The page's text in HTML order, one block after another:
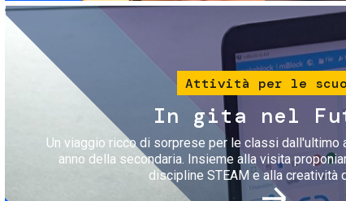
Immagine
Attività per le
In gita nel
Un viaggio ricco di sorprese per le classi dall'ultimo
anno della secondaria. Insieme alla visita
discipline STEAM e alla creatività